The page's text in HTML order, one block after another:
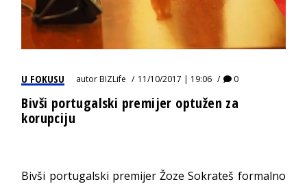
U FOKUSU autorBIZLife 11/10/2017 | 19:06 0
Bivši portugalski premijer optužen za
korupciju
Bivši portugalski premijer Žoze Sokrateš formalno